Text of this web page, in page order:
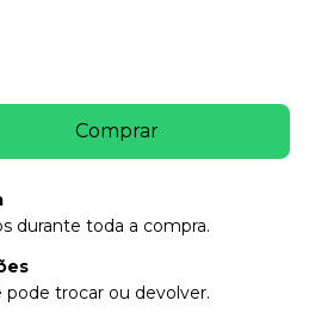
durante toda a compra.
pode trocar ou devolver.